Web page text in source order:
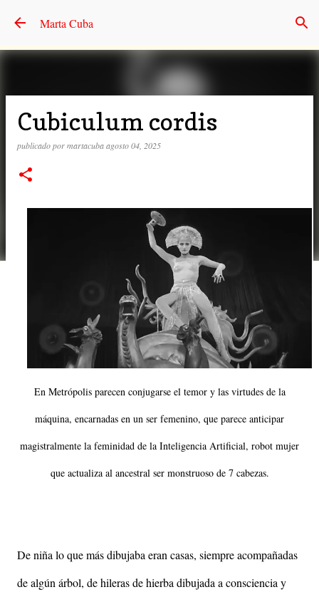
Marta Cuba
Cubiculum cordis
publicado pormartacubaagosto 04, 2025
En Metrópolis parecen conjugarse el temor y las virtudes de la
máquina, encarnadas en un ser femenino, que parece anticipar
magistralmente la feminidad de la Inteligencia Artificial, robot mujer
que actualiza al ancestral ser monstruoso de 7 cabezas.
De niña lo que más dibujaba eran casas, siempre acompañadas
de algún árbol, de hileras de hierba dibujada a consciencia y